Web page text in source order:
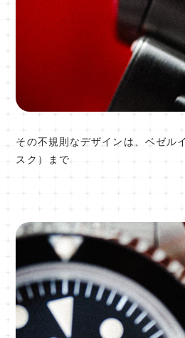
その不規則なデザインは、ベゼル
スク）まで